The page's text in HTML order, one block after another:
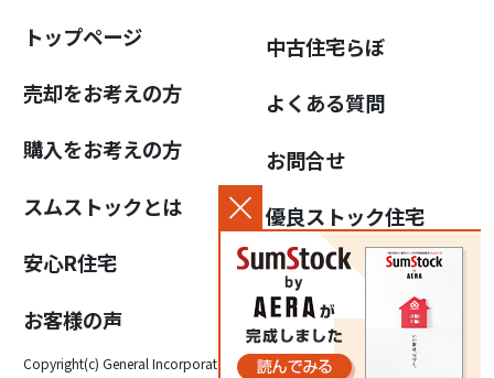
トップページ
売却をお考えの方
購入をお考えの方
スムストックとは
安心R住宅
お客様の声
中古住宅らぼ
よくある質問
お問合せ
優良ストック住宅
推進協議会について
個人情報保護方針
Copyright(c) General Incorporated Association for the Promotion of High-